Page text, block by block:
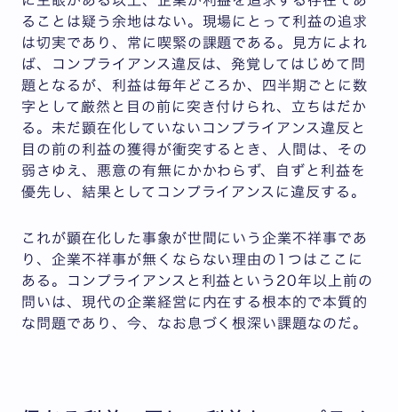
ることは疑う余地はない。現場にとって利益の追求
は切実であり、常に喫緊の課題である。見方によれ
ば、コンプライアンス違反は、発覚してはじめて問
題となるが、利益は毎年どころか、四半期ごとに数
字として厳然と目の前に突き付けられ、立ちはだか
る。未だ顕在化していないコンプライアンス違反と
目の前の利益の獲得が衝突するとき、人間は、その
弱さゆえ、悪意の有無にかかわらず、自ずと利益を
優先し、結果としてコンプライアンスに違反する。
これが顕在化した事象が世間にいう企業不祥事であ
り、企業不祥事が無くならない理由の1つはここに
ある。コンプライアンスと利益という20年以上前の
問いは、現代の企業経営に内在する根本的で本質的
な問題であり、今、なお息づく根深い課題なのだ。